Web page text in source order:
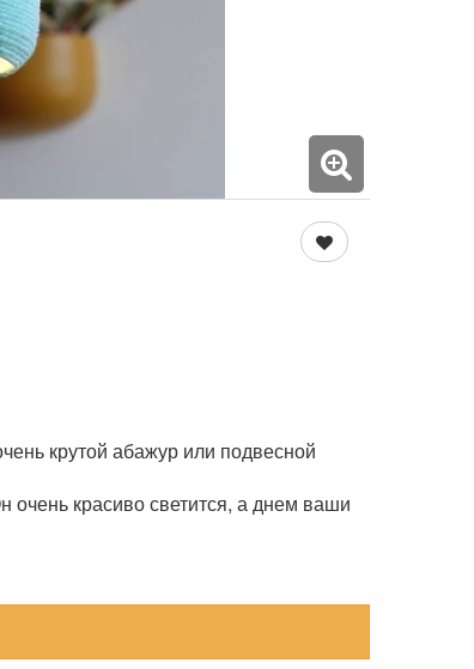
крутой абажур или подвесной
очень красиво светится, а днем ваши